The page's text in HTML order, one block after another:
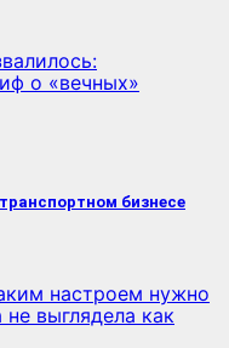
о «вечных»
бизнесе
настроем нужно
выглядела как